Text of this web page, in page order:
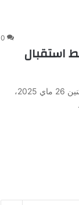
0
استقبال
حلّ جلالة الملك محمد السادس نصره الله، مساء الإثنين 26 ماي 2025،